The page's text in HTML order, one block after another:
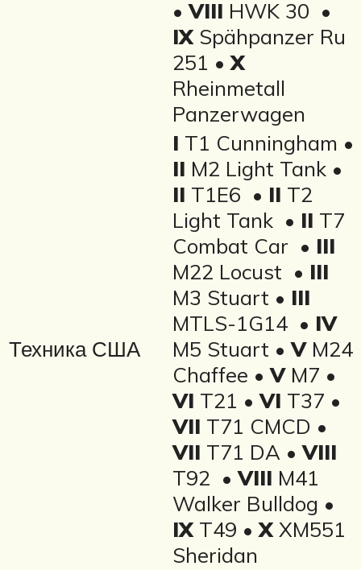
•VIII HWK 30 •
IXSpähpanzer Ru
251 •X
Rheinmetall
Panzerwagen
Техника США
I T1 Cunningham •
II M2 Light Tank •
II T1E6 • II T2
Light Tank • II T7
Combat Car • III
M22 Locust • III
M3 Stuart • III
MTLS-1G14 • IV
M5 Stuart •VM24
Chaffee •VM7 •
VI T21 •VI T37 •
VII T71 CMCD •
VII T71 DA •VIII
T92 •VIII M41
Walker Bulldog •
IXT49 •XXM551
Sheridan